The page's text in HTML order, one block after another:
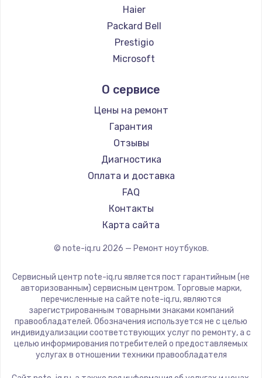
Ремонт ноутбуков Hiper
Ремонт ноутбуков Evga
Ремонт ноутбуков Google
Ремонт ноутбуков Echips
Ремонт ноутбуков Predator
Ремонт ноутбуков iru
Ремонт ноутбуков Machenike
Ремонт ноутбуков DEXP
Ремонт ноутбуков Teclast
Ремонт ноутбуков CHUWI
Ремонт ноутбуков Colorful
Haier
Packard Bell
Prestigio
Microsoft
Aquarius
Gigabyte
Aorus
Maibenben
Getac
Epson
Philips
LG
Panasonic
ZTE
Hiper
Evga
Google
Echips
О сервисе
Цены на ремонт
Гарантия
Отзывы
Диагностика
Оплата и доставка
FAQ
Контакты
Карта сайта
© note-iq.ru 2026 — Ремонт ноутбуков.
Сервисный центр note-iq.ru является пост гарантийным (не
авторизованным) сервисным центром. Торговые марки,
перечисленные на сайте note-iq.ru, являются
зарегистрированным товарными знаками компаний
правообладателей. Обозначения используется не с целью
индивидуализации соответствующих услуг по ремонту, а с
целью информирования потребителей о предоставляемых
услугах в отношении техники правообладателя